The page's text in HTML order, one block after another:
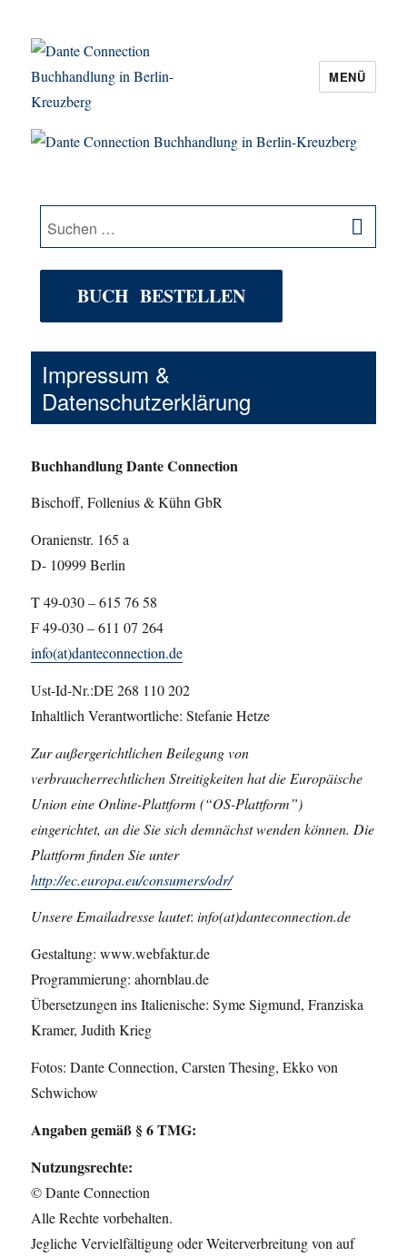
Dante Connection Buchhandlung in
MENÜ
Suche
nach:
BUCH BESTELLEN
Impressum &
Datenschutzerklärung
Buchhandlung Dante Connection
Bischoff, Follenius & Kühn GbR
Oranienstr. 165 a
D- 10999 Berlin
T 49-030 – 615 76 58
F 49-030 – 611 07 264
info(at)danteconnection.de
Ust-Id-Nr.:DE 268 110 202
Inhaltlich Verantwortliche: Stefanie Hetze
Zur außergerichtlichen Beilegung von
verbraucherrechtlichen Streitigkeiten hat die Europäische
Union eine Online-Plattform (“OS-Plattform”)
eingerichtet, an die Sie sich demnächst wenden können. Die
Plattform finden Sie unter
http://ec.europa.eu/consumers/odr/
Unsere Emailadresse lautet:info(at)danteconnection.de
Gestaltung: www.webfaktur.de
Programmierung: ahornblau.de
Übersetzungen ins Italienische: Syme Sigmund, Franziska
Kramer, Judith Krieg
Fotos: Dante Connection, Carsten Thesing, Ekko von
Schwichow
Angaben gemäß § 6 TMG:
Nutzungsrechte:
© Dante Connection
Alle Rechte vorbehalten.
Jegliche Vervielfältigung oder Weiterverbreitung von auf